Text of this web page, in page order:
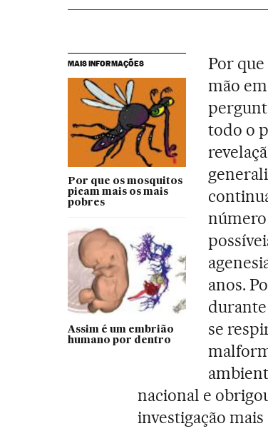
MAIS INFORMAÇÕES
Por que os mosquitos
picam mais os mais
pobres
Assim é um embrião
humano por dentro
Por
mão
todo o
anos.
durante
se
nacional e
investigação